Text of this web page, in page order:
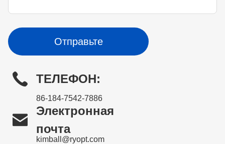
Отправьте
ТЕЛЕФОН:
86-184-7542-7886

Электронная
почта
kimball@ryopt.com